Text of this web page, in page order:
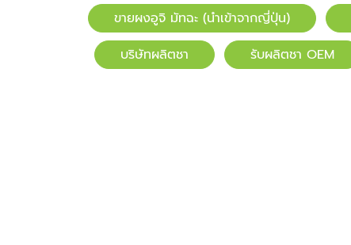
ขายผงอูจิ มัทฉะ (นำเข้าจากญี่ปุ่น)
บริษัทผลิตชา
รับผลิตชา OEM